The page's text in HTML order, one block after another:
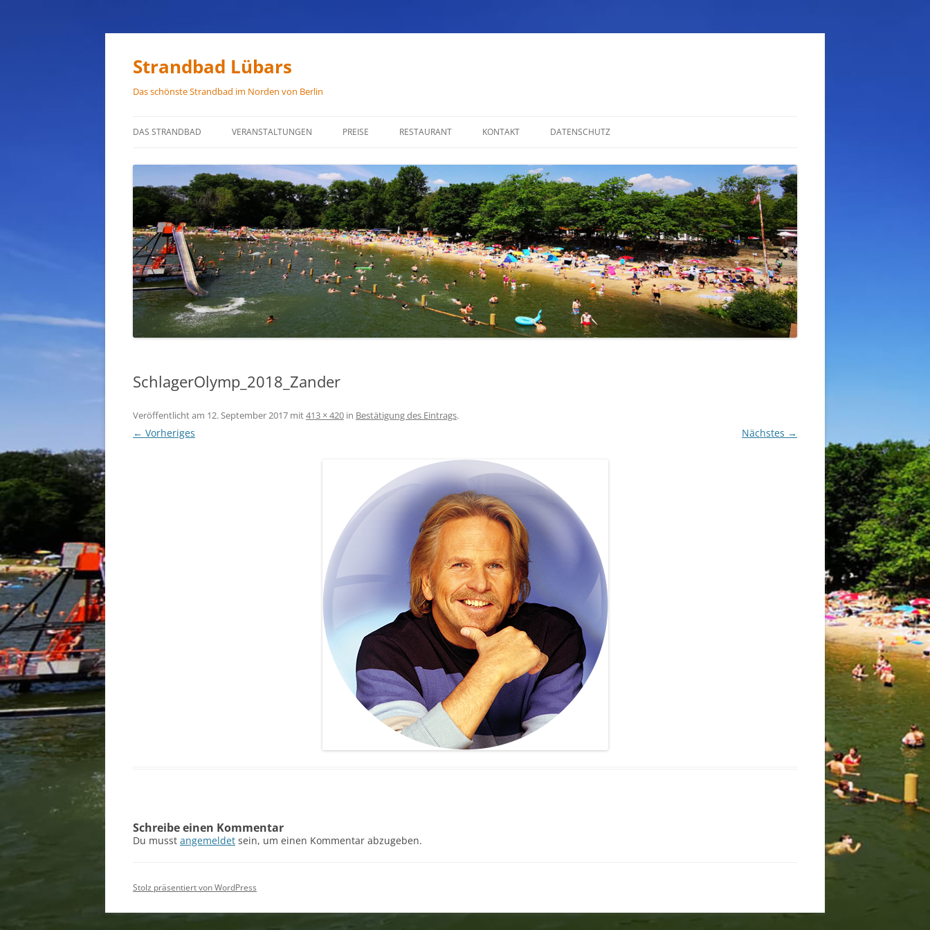
Zum
Strandbad Lübars
Das schönste Strandbad im Norden von Berlin
DAS STRANDBAD
ANFAHRT
HAUSORDNUNG
VERMIETUNG
PRESSEFOTOS
JOB-ANGEBOTE
VERANSTALTUNGEN PREISE RESTAURANT
ÖFFNUNGSZEITEN
PARTYSERVICE
RÄUMLICHKEITEN
KONTAKT DATENSCHUTZ
SchlagerOlymp_2018_Zander
Veröffentlicht am 12. September 2017 mit413 × 420 in Bestätigung des Eintrags.
← Vorheriges Nächstes →
Schreibe einen Kommentar
Du musst angemeldet sein, um einen Kommentar abzugeben.
Stolz präsentiert von WordPress